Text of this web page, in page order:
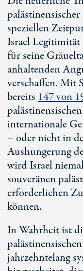
speziellen
Israel
für seine
anhaltenden
verschaffen. Mit
bereits147 von
internationale
– oder nicht in
Aushungerung
wird Israel
souveränen
erforderlichen
können.
In Wahrheit ist
jahrzehntelang